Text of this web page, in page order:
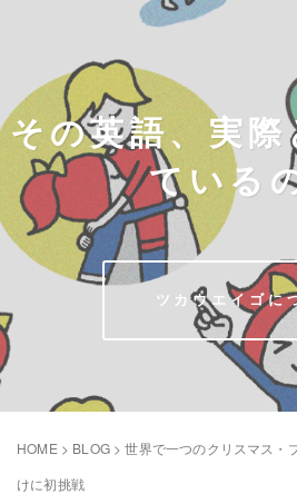
その英語、実
ている
ツカウエイゴに
HOME > BLOG>世界で一つのクリスマス・
けに初挑戦